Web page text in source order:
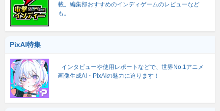
載。編集部おすすめのインディゲームのレビューなど
も。
PixAI特集
インタビューや使用レポートなどで、世界No.1アニメ
画像生成AI・PixAIの魅力に迫ります！